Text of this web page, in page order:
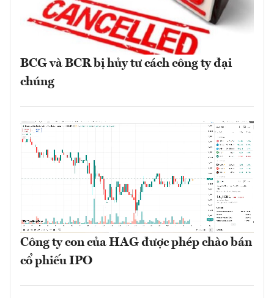
BCG và BCR bị hủy tư cách công ty đại
chúng
Công ty con của HAG được phép chào bán
cổ phiếu IPO